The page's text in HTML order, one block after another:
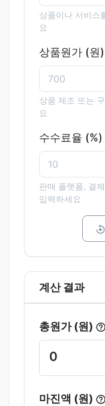
상품이나 서비스
요
상품원가 (원)
상품 제조 또는
요
수수료율 (%)
판매 플랫폼, 결
입력하세요
계산 결과
총원가 (원)
0
마진액 (원)